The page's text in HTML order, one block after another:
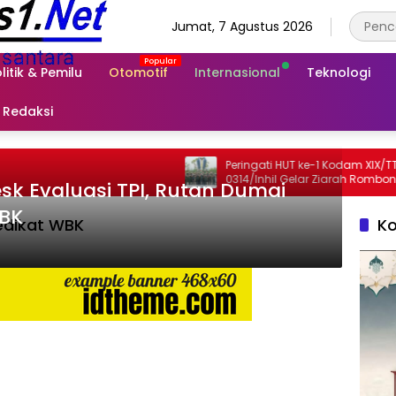
Jumat, 7 Agustus 2026
& Pemilu Otomotif Internasional Teknologi
Redaksi
Peringati HUT ke-1 Kodam XIX/TT, Kodim
0314/Inhil Gelar Ziarah Rombongan
WBK
Evaluasi TPI, Rutan Dumai